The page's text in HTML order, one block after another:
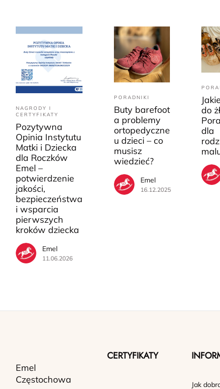
NAGRODY I
CERTYFIKATY
Pozytywna
Opinia Instytutu
Matki i Dziecka
dla Roczków
Emel –
potwierdzenie
jakości,
bezpieczeństwa
i wsparcia
pierwszych
kroków dziecka
Emel
11.06.2026
PORADNIKI
Buty barefoot
a problemy
ortopedyczne
u dzieci – co
musisz
wiedzieć?
Emel
16.12.2025
do
dla
Emel
Częstochowa
CERTYFIKATY
Jak